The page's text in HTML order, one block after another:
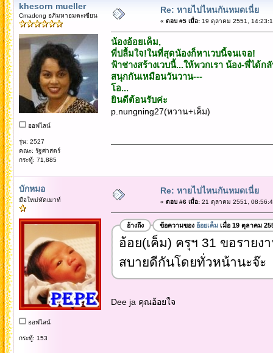
khesorn mueller
Cmadong อภิมหาอมตะเซียน
ออฟไลน์
รุ่น: 2527
คณะ: รัฐศาสตร์
กระทู้: 71,885
Re: หายไปไหนกันหมดเนี่ย
« ตอบ #5 เมื่อ:19 ตุลาคม 2551,
น้องอ้อยเค็ม,
พี่ปลื้มใจ!ในที่สุดน้องก็หาเวบนี้จนเจอ!
ฟ้าช่างสร้างเวบนี้...ให้พวกเรา น้อง-พี่ได้ก
สนุกกันเหมือนวันวาน---
โอ...
ยินดีต้อนรับค่ะ
p.nungning27(หวาน+เค็ม)
บักหมอ
มือใหม่หัดเมาท์
ออฟไลน์
กระทู้: 153
Re: หายไปไหนกันหมดเนี่ย
« ตอบ #6 เมื่อ:21 ตุลาคม 2551,
อ้างถึง ข้อความของ อ้อยเค็มเมื่อ 19 ตุลาคม
อ้อย(เค็ม) ครุฯ 31 ขอราย
สบายดีกันโดยทั่วหน้านะจ๊ะ
Dee ja คุณอ้อยใจ